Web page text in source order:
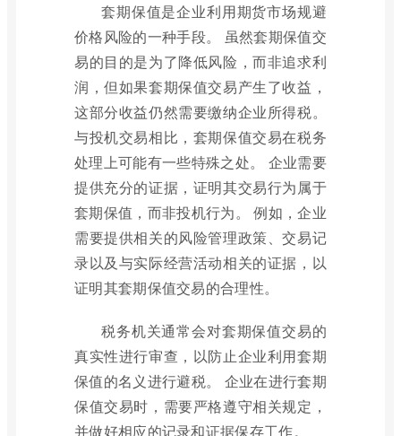
套期保值是企业利用期货市场规避
价格风险的一种手段。 虽然套期保值交
易的目的是为了降低风险，而非追求利
润，但如果套期保值交易产生了收益，
这部分收益仍然需要缴纳企业所得税。
与投机交易相比，套期保值交易在税务
处理上可能有一些特殊之处。 企业需要
提供充分的证据，证明其交易行为属于
套期保值，而非投机行为。 例如，企业
需要提供相关的风险管理政策、交易记
录以及与实际经营活动相关的证据，以
证明其套期保值交易的合理性。
税务机关通常会对套期保值交易的
真实性进行审查，以防止企业利用套期
保值的名义进行避税。 企业在进行套期
保值交易时，需要严格遵守相关规定，
并做好相应的记录和证据保存工作。